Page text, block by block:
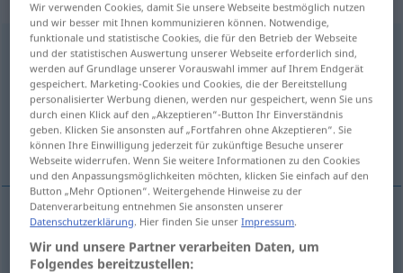
Reklame…zssg
Übersicht aller Übersetzungen
(Für mehr Details die Übersetzung anklicken/antippen)
advertising
advertising Werbe…
Wir verwenden Cookies, damit Sie unsere Webseite bestmöglich nutzen
und wir besser mit Ihnen kommunizieren können. Notwendige,
funktionale und statistische Cookies, die für den Betrieb der Webseite
und der statistischen Auswertung unserer Webseite erforderlich sind,
werden auf Grundlage unserer Vorauswahl immer auf Ihrem Endgerät
gespeichert. Marketing-Cookies und Cookies, die der Bereitstellung
personalisierter Werbung dienen, werden nur gespeichert, wenn Sie uns
durch einen Klick auf den „Akzeptieren“-Button Ihr Einverständnis
geben. Klicken Sie ansonsten auf „Fortfahren ohne Akzeptieren“. Sie
können Ihre Einwilligung jederzeit für zukünftige Besuche unserer
Webseite widerrufen. Wenn Sie weitere Informationen zu den Cookies
und den Anpassungsmöglichkeiten möchten, klicken Sie einfach auf den
Button „Mehr Optionen“. Weitergehende Hinweise zu der
Datenverarbeitung entnehmen Sie ansonsten unserer
Datenschutzerklärung. Hier finden Sie unserImpressum.
Wir und unsere Partner verarbeiten Daten, um
Folgendes bereitzustellen: